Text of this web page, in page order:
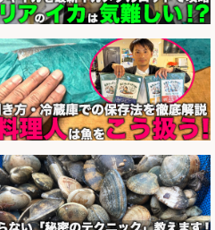
さらに求人情報を見る